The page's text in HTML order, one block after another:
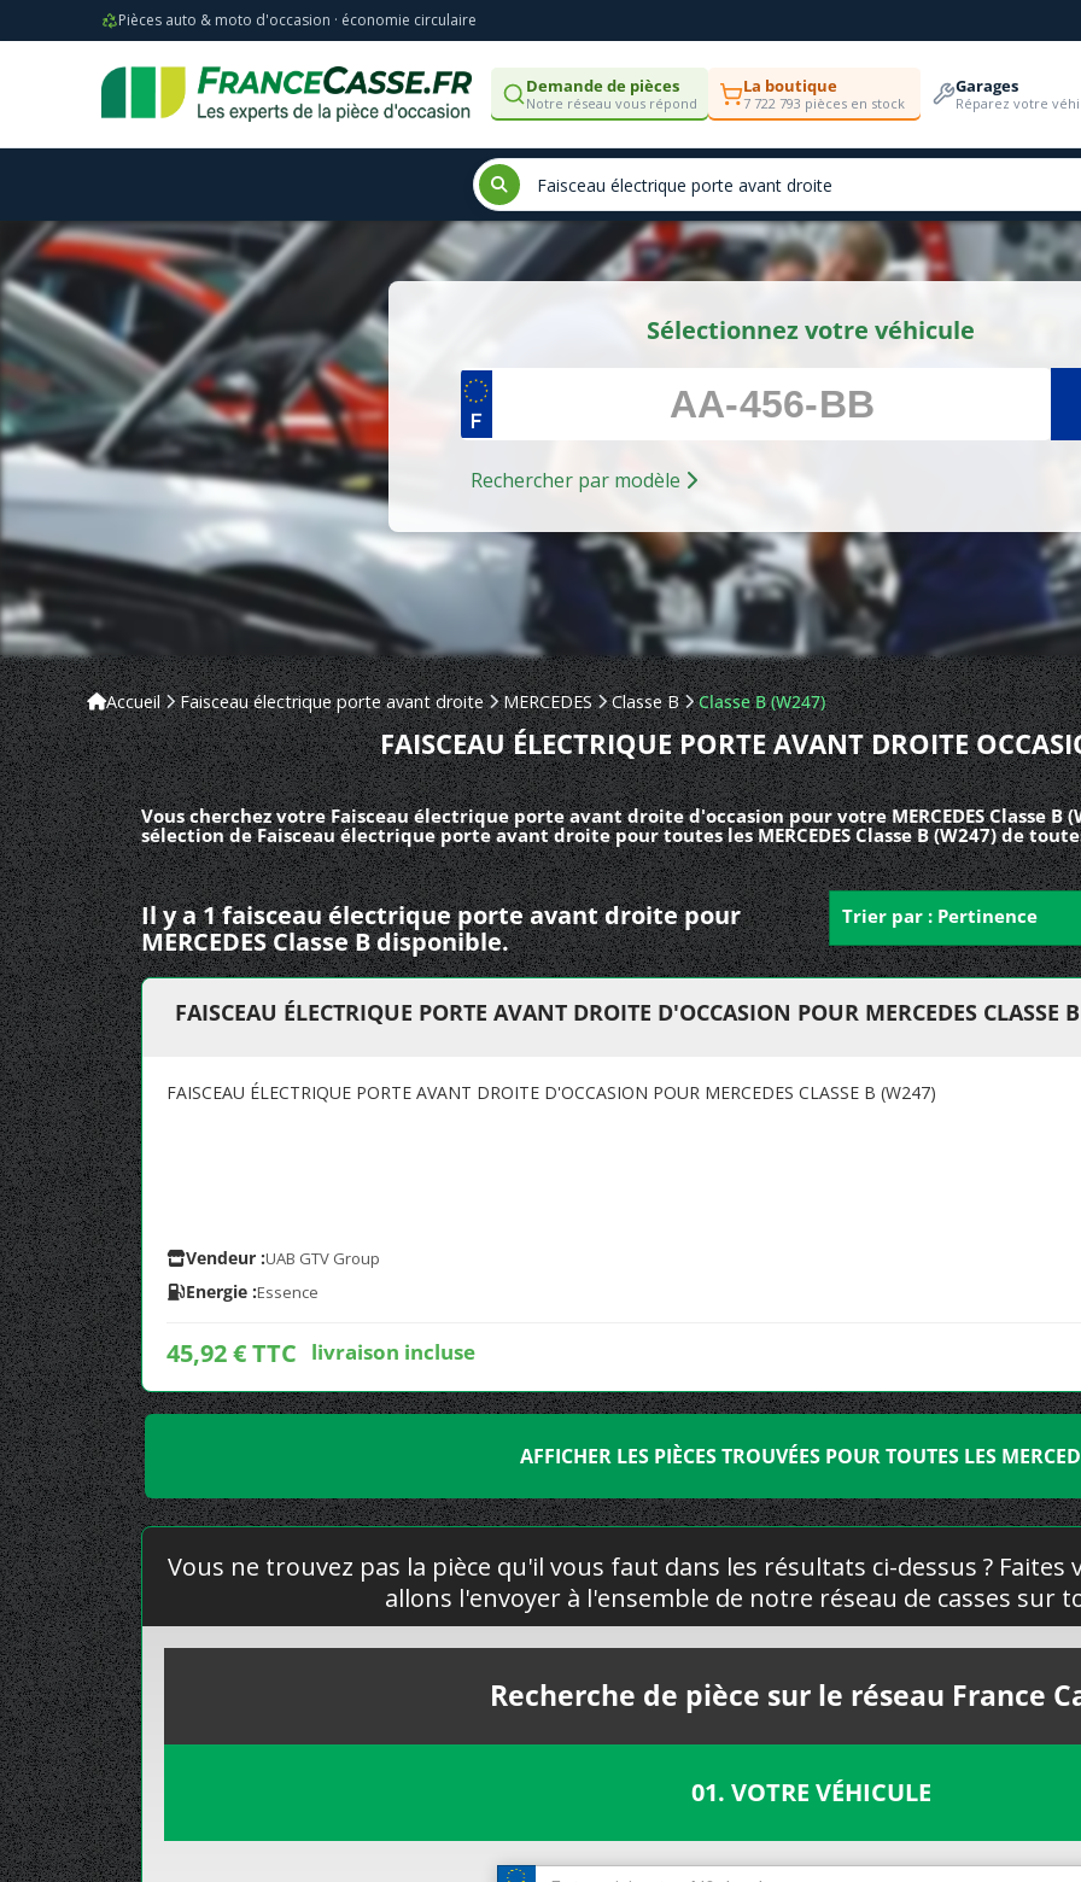
Pièces auto & moto d'occasion · économie circulaire
Demande de pièces
Notre réseau vous répond
La boutique
7 722 793 pièces en stock
Garages
Réparez votre
Sélectionnez votre véhicule
Rechercher par modèle
Accueil Faisceau électrique porte avant droite MERCEDES Classe B Classe B (W247)
FAISCEAU ÉLECTRIQUE PORTE AVANT DROITE
Vous cherchez votre Faisceau électrique porte avant droite d'occasion pour votre MERCEDES Classe B
sélection de Faisceau électrique porte avant droite pour toutes les MERCEDES Classe B (W247) de
Il y a 1 faisceau électrique porte avant droite pour
MERCEDES Classe B disponible.
Trier par : Pertinence
FAISCEAU ÉLECTRIQUE PORTE AVANT DROITE D'OCCASION POUR MERCEDES CLASSE
FAISCEAU ÉLECTRIQUE PORTE AVANT DROITE D'OCCASION POUR MERCEDES CLASSE B (W247)
Vendeur :UAB GTV Group
Energie :Essence
45,92 € TTC livraison incluse
AFFICHER LES PIÈCES TROUVÉES POUR TOUTES LES
Vous ne trouvez pas la pièce qu'il vous faut dans les résultats ci-dessus ? Faites
allons l'envoyer à l'ensemble de notre réseau de casses sur
Recherche de pièce sur le réseau France
01. VOTRE VÉHICULE